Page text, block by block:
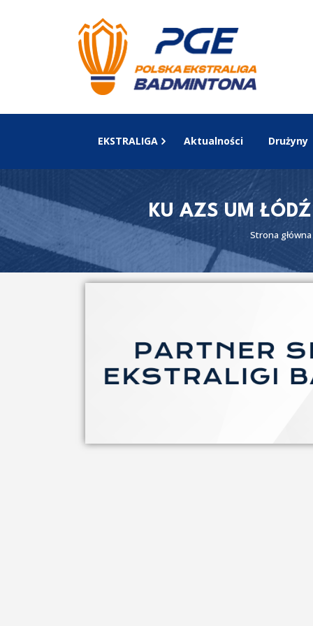
EKSTRALIGA Aktualności Drużyny
KU AZS UM
Strona główna